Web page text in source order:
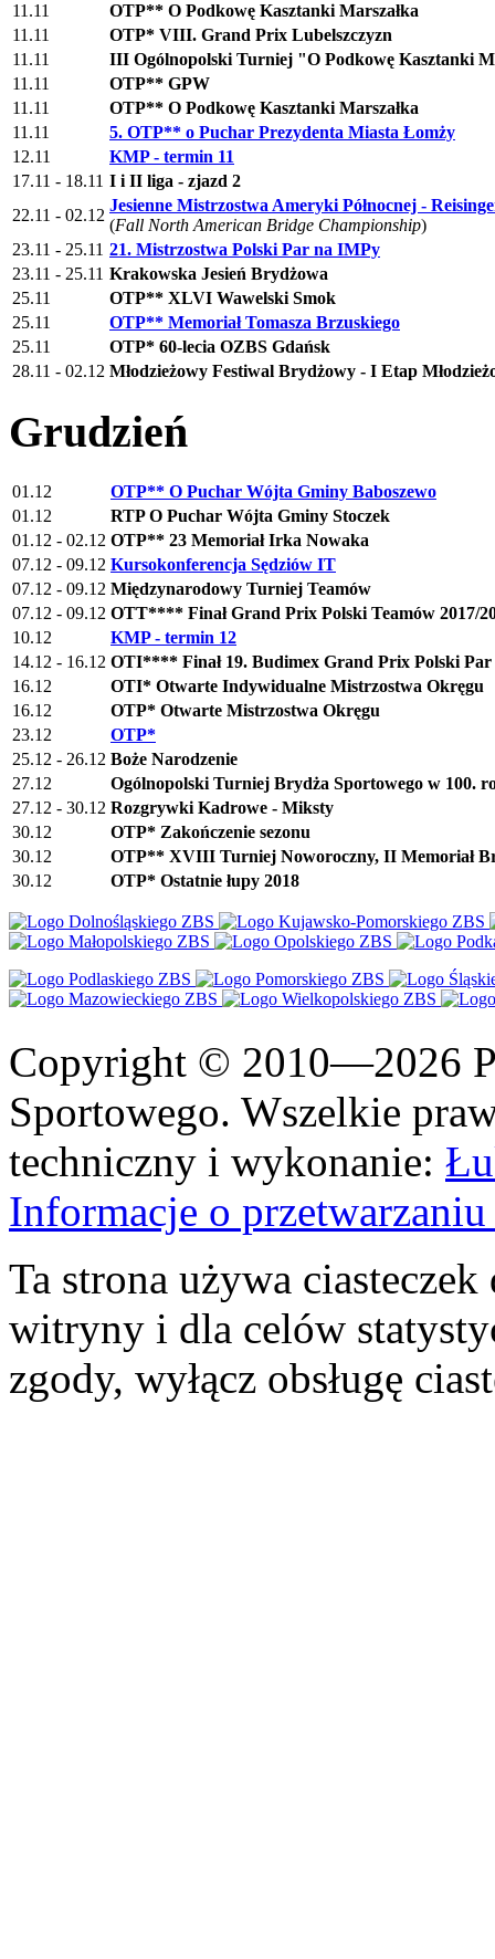
11.11
OTP** O Podkowę Kasztanki Marszałka
11.11
OTP* VIII. Grand Prix Lubelszczyzn
11.11
III Ogólnopolski Turniej "O Podkowę Kasztanki
11.11
OTP** GPW
11.11
OTP** O Podkowę Kasztanki Marszałka
11.11
5. OTP** o Puchar Prezydenta Miasta Łomży
12.11
KMP - termin 11
17.11 - 18.11 I i II liga - zjazd 2
22.11 - 02.12
Jesienne Mistrzostwa Ameryki Północnej -
(Fall North American Bridge Championship)
23.11 - 25.11 21. Mistrzostwa Polski Par na IMPy
23.11 - 25.11 Krakowska Jesień Brydżowa
25.11
OTP** XLVI Wawelski Smok
25.11
OTP** Memoriał Tomasza Brzuskiego
25.11
OTP* 60-lecia OZBS Gdańsk
28.11 - 02.12 Młodzieżowy Festiwal Brydżowy - I Etap
Grudzień
01.12
OTP** O Puchar Wójta Gminy Baboszewo
01.12
RTP O Puchar Wójta Gminy Stoczek
01.12 - 02.12 OTP** 23 Memoriał Irka Nowaka
07.12 - 09.12 Kursokonferencja Sędziów IT
07.12 - 09.12 Międzynarodowy Turniej Teamów
07.12 - 09.12 OTT**** Finał Grand Prix Polski Teamów 2017/
10.12
KMP - termin 12
14.12 - 16.12 OTI**** Finał 19. Budimex Grand Prix Polski Par
16.12
OTI* Otwarte Indywidualne Mistrzostwa Okręgu
16.12
OTP* Otwarte Mistrzostwa Okręgu
23.12
OTP*
25.12 - 26.12 Boże Narodzenie
27.12
Ogólnopolski Turniej Brydża Sportowego w 100.
27.12 - 30.12 Rozgrywki Kadrowe - Miksty
30.12
OTP* Zakończenie sezonu
30.12
OTP** XVIII Turniej Noworoczny, II Memoriał
30.12
OTP* Ostatnie łupy 2018
Copyright © 2010—2026
Sportowego. Wszelkie
techniczny i wykonanie:
Informacje o
Ta strona używa
witryny i dla celów
zgody, wyłącz obsługę